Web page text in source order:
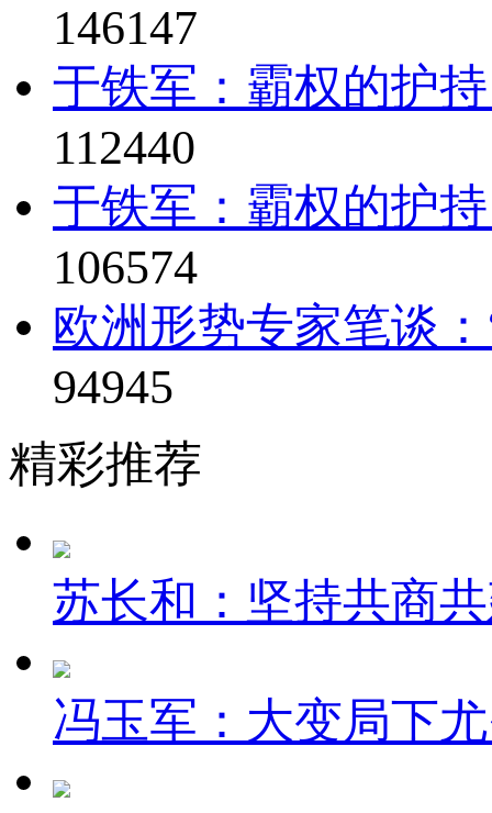
146147
于铁军：霸权的护
112440
于铁军：霸权的护
106574
欧洲形势专家笔谈
94945
精彩推荐
苏长和：坚持共商
冯玉军：大变局下